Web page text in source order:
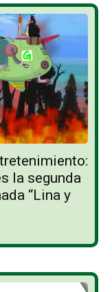
la segunda
“Lina y